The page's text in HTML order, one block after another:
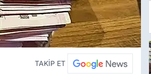
TAKİP ET